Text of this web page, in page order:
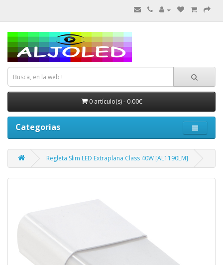
0 artículo(s) - 0.00€
Categorias
Regleta Slim LED Extraplana Class 40W [AL1190LM]